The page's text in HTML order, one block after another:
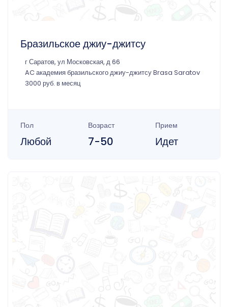
Бразильское джиу-джитсу
г Саратов, ул Московская, д 66
AC академия бразильского джиу-джитсу Brasa Saratov
3000 руб. в месяц
Пол
Любой
Возраст
7-50
Прием
Идет